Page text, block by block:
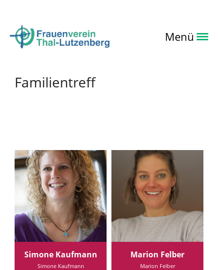
Menü
Familientreff
Simone Kaufmann
Simone Kaufmann
Marion Felber
Marion Felber